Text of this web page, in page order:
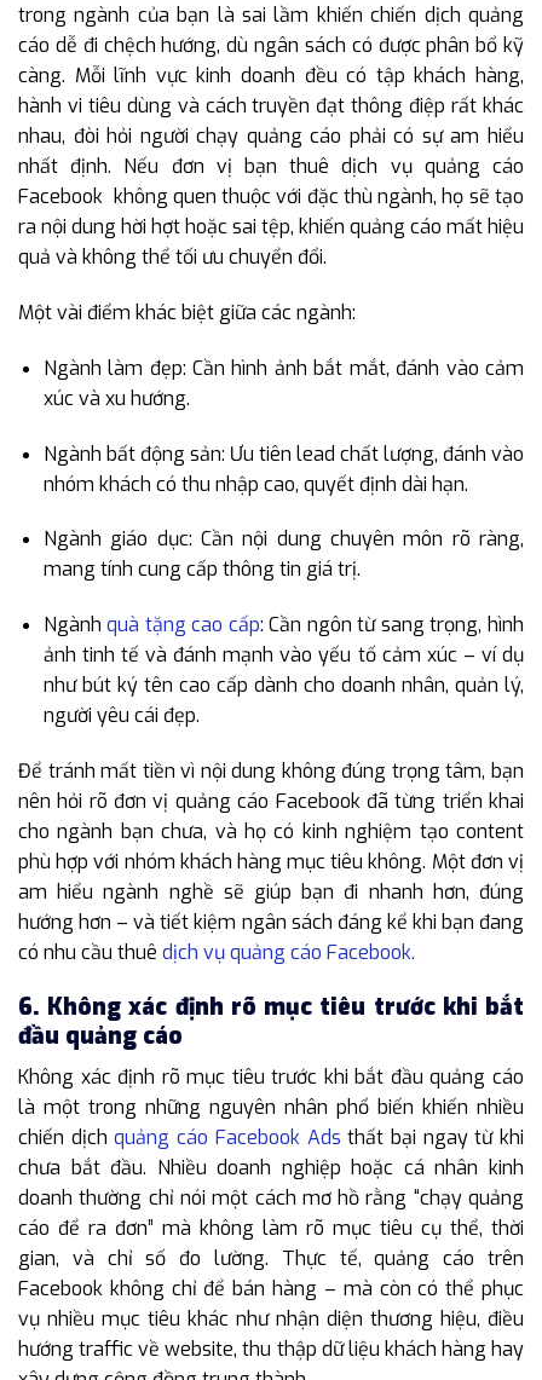
trong ngành của bạn là sai lầm khiến chiến dịch quảng
cáo dễ đi chệch hướng, dù ngân sách có được phân bổ kỹ
càng. Mỗi lĩnh vực kinh doanh đều có tập khách hàng,
hành vi tiêu dùng và cách truyền đạt thông điệp rất khác
nhau, đòi hỏi người chạy quảng cáo phải có sự am hiểu
nhất định. Nếu đơn vị bạn thuê dịch vụ quảng cáo
Facebook không quen thuộc với đặc thù ngành, họ sẽ tạo
ra nội dung hời hợt hoặc sai tệp, khiến quảng cáo mất hiệu
quả và không thể tối ưu chuyển đổi.
Một vài điểm khác biệt giữa các ngành:
Ngành làm đẹp: Cần hình ảnh bắt mắt, đánh vào cảm
xúc và xu hướng.
Ngành bất động sản: Ưu tiên lead chất lượng, đánh vào
nhóm khách có thu nhập cao, quyết định dài hạn.
Ngành giáo dục: Cần nội dung chuyên môn rõ ràng,
mang tính cung cấp thông tin giá trị.
Ngànhquà tặng cao cấp: Cần ngôn từ sang trọng, hình
ảnh tinh tế và đánh mạnh vào yếu tố cảm xúc – ví dụ
như bút ký tên cao cấp dành cho doanh nhân, quản lý,
người yêu cái đẹp.
Để tránh mất tiền vì nội dung không đúng trọng tâm, bạn
nên hỏi rõ đơn vị quảng cáo Facebook đã từng triển khai
cho ngành bạn chưa, và họ có kinh nghiệm tạo content
phù hợp với nhóm khách hàng mục tiêu không. Một đơn vị
am hiểu ngành nghề sẽ giúp bạn đi nhanh hơn, đúng
hướng hơn – và tiết kiệm ngân sách đáng kể khi bạn đang
có nhu cầu thuê dịch vụ quảng cáo Facebook.
6. Không xác định rõ mục tiêu trước khi bắt
đầu quảng cáo
Không xác định rõ mục tiêu trước khi bắt đầu quảng cáo
là một trong những nguyên nhân phổ biến khiến nhiều
chiến dịchquảng cáo Facebook Ads thất bại ngay từ khi
chưa bắt đầu. Nhiều doanh nghiệp hoặc cá nhân kinh
doanh thường chỉ nói một cách mơ hồ rằng “chạy quảng
cáo để ra đơn” mà không làm rõ mục tiêu cụ thể, thời
gian, và chỉ số đo lường. Thực tế, quảng cáo trên
Facebook không chỉ để bán hàng – mà còn có thể phục
vụ nhiều mục tiêu khác như nhận diện thương hiệu, điều
hướng traffic về website, thu thập dữ liệu khách hàng hay